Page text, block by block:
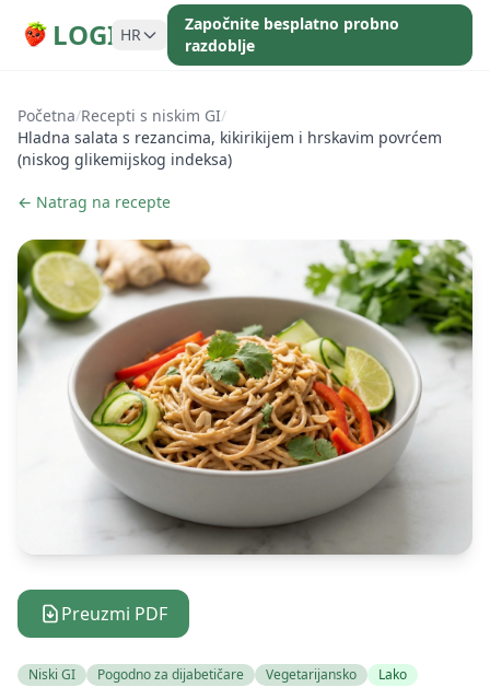
LOGI HR
Započnite besplatno probno
razdoblje
Početna/Recepti s niskim GI/
Hladna salata s rezancima, kikirikijem i hrskavim povrćem
(niskog glikemijskog indeksa)
← Natrag na recepte
Preuzmi PDF
Niski GI Pogodno za dijabetičare Vegetarijansko Lako